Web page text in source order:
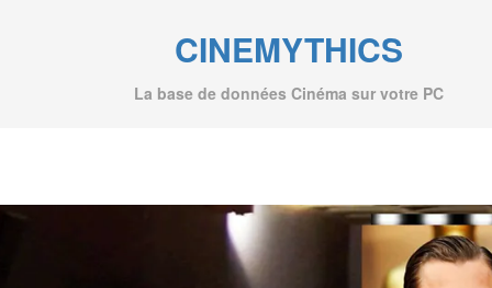
CINEMYTHICS
La base de données Cinéma sur votre PC